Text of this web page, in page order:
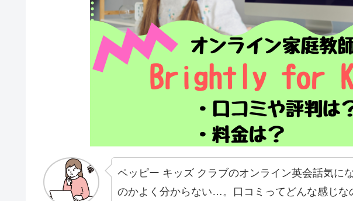
ペッピー キッズ クラブのオンライン英会話気に
のかよく分からない…。口コミってどんな感じな